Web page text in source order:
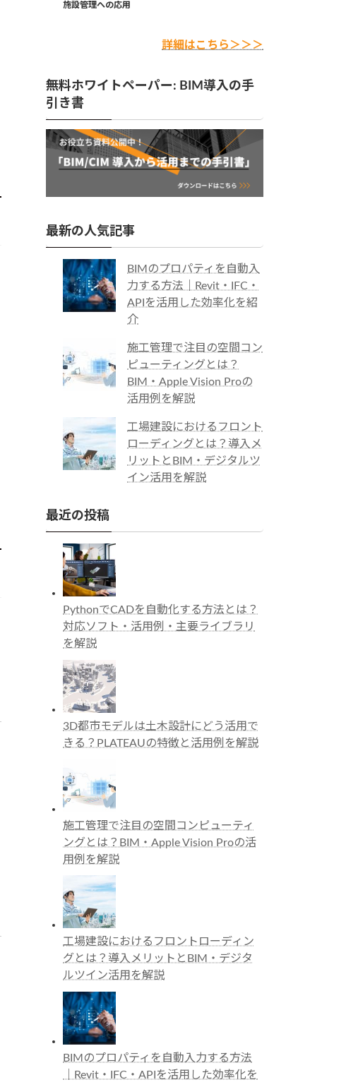
施設管理への応用
詳細はこちら＞＞＞
無料ホワイトペーパー: BIM導入の手
引き書
最新の人気記事
BIMのプロパティを自動入
力する方法｜Revit・IFC・
APIを活用した効率化を紹
介
施工管理で注目の空間コン
ピューティングとは？
BIM・Apple Vision Proの
活用例を解説
工場建設におけるフロント
ローディングとは？導入メ
リットとBIM・デジタルツ
イン活用を解説
最近の投稿
PythonでCADを自動化する方法とは？
対応ソフト・活用例・主要ライブラリ
を解説
3D都市モデルは土木設計にどう活用で
きる？PLATEAUの特徴と活用例を解説
施工管理で注目の空間コンピューティ
ングとは？BIM・Apple Vision Proの活
用例を解説
工場建設におけるフロントローディン
グとは？導入メリットとBIM・デジタ
ルツイン活用を解説
BIMのプロパティを自動入力する方法
｜Revit・IFC・APIを活用した効率化を